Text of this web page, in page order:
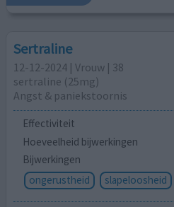
Sertraline
12-12-2024 | Vrouw | 38
sertraline (25mg)
Angst & paniekstoornis
Effectiviteit
Hoeveelheid bijwerkingen
Bijwerkingen
ongerustheid
slapeloosheid